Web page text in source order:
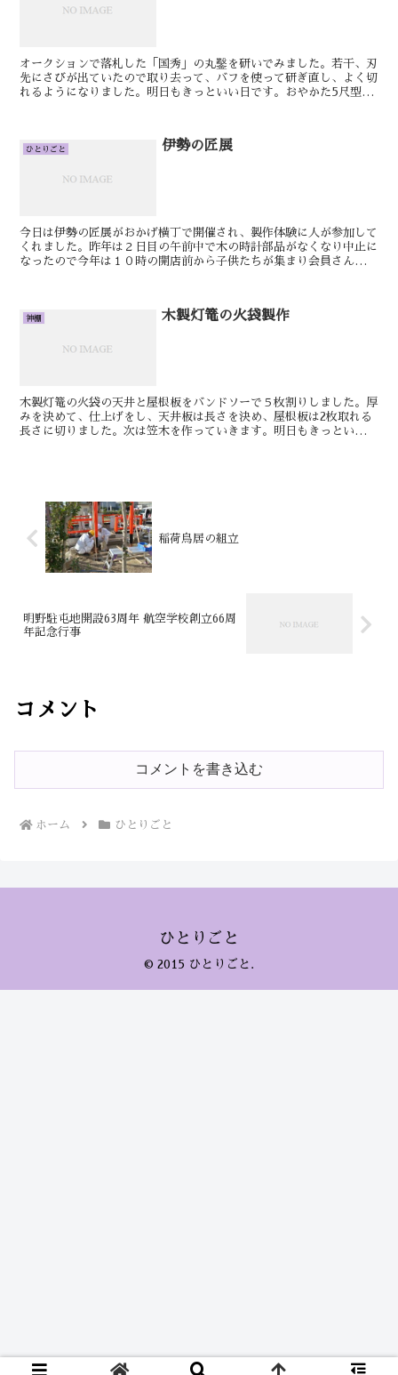
オークションで落札した「国秀」の丸鑿を研いでみました。若干、刃
先にさびが出ていたので取り去って、バフを使って研ぎ直し、よく切
れるようになりました。明日もきっといい日です。おやかた5尺型御
ひとりごと 伊勢の匠展
今日は伊勢の匠展がおかげ横丁で開催され、製作体験に人が参加して
くれました。昨年は２日目の午前中で木の時計部品がなくなり中止に
なったので今年は１０時の開店前から子供たちが集まり会員さんたち
神棚 木製灯篭の火袋製作
木製灯篭の火袋の天井と屋根板をバンドソーで５枚割りしました。厚
みを決めて、仕上げをし、天井板は長さを決め、屋根板は2枚取れる
長さに切りました。次は笠木を作っていきます。明日もきっといい日
稲荷鳥居の組立
明野駐屯地開設63周年 航空学校創立66周
年記念行事
コメント
コメントを書き込む
ホーム ひとりごと
ひとりごと
© 2015 ひとりごと.